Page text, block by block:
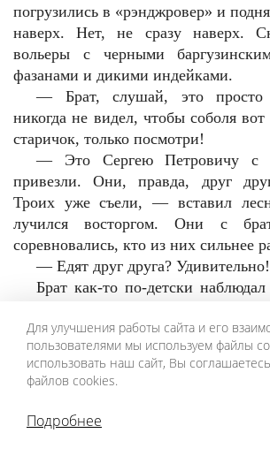
погрузились в «рэнджровер» и
наверх. Нет, не сразу наверх.
вольеры с черными
фазанами и дикими индейками.
— Брат, слушай, это
никогда не видел, чтобы соболя
старичок, только посмотри!
— Это Сергею Петровичу с
привезли. Они, правда, друг
Троих уже съели, — вставил
лучился восторгом. Они с
соревновались, кто из них сильнее
—Едят друг друга? Удивительно!
Брат как-то по-детски
были очень естественны.
лесничего. А Сергей всему
насмешливо улыбался. Да и как
насмешничать и не подтрунивать
над соболями в вольерах,
совсем уж бестолковыми
Для улучшения работы сайта и его
пользователями мы используем файлы
использовать наш сайт, Вы
файлов cookies.
Подробнее